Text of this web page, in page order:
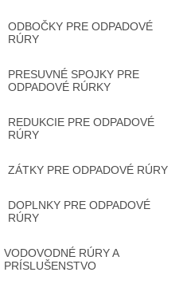
ODBOČKY PRE ODPADOVÉ
RÚRY
PRESUVNÉ SPOJKY PRE
ODPADOVÉ RÚRKY
REDUKCIE PRE ODPADOVÉ
RÚRY
ZÁTKY PRE ODPADOVÉ RÚRY
DOPLNKY PRE ODPADOVÉ
RÚRY
VODOVODNÉ RÚRY A
PRÍSLUŠENSTVO